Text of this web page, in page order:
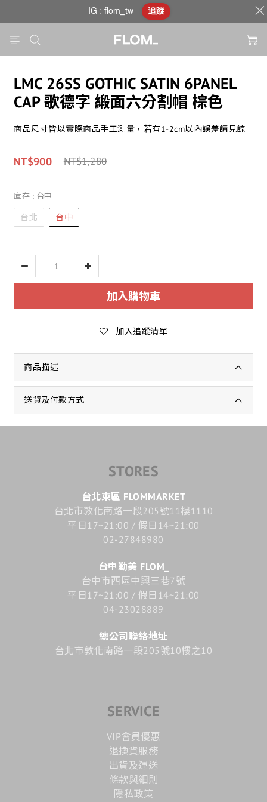
LMC 26SS GOTHIC SATIN 6PANEL
CAP 歌德字 緞面六分割帽 棕色
商品尺寸皆以實際商品手工測量，若有1-2cm以內誤差請見諒
NT$900 NT$1,280
庫存 : 台中
台北 台中
加入購物車
加入追蹤清單
商品描述
送貨及付款方式
STORES
台北東區 FLOMMARKET
台北市敦化南路一段205號11樓1110
平日17~21:00 / 假日14~21:00
02-27848980
台中勤美 FLOM_
台中市西區中興三巷7號
平日17~21:00 / 假日14~21:00
04-23028889
總公司聯絡地址
台北市敦化南路一段205號10樓之10
SERVICE
VIP會員優惠
退換貨服務
出貨及運送
條款與細則
隱私政策
IG : flom_tw 追蹤